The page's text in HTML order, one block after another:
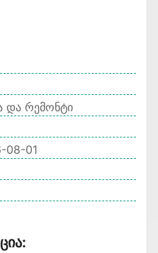
და რემონტი
08-01